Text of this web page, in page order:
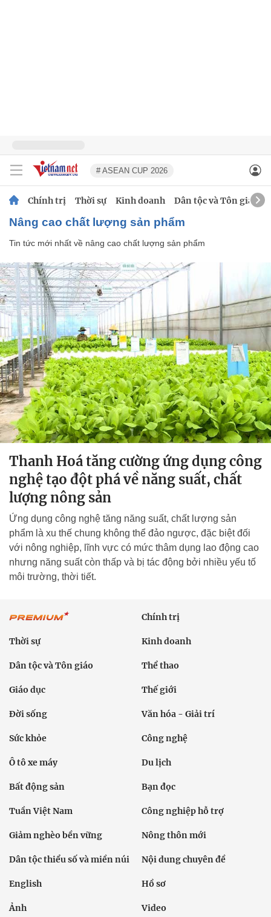
# ASEAN CUP 2026
Chính trị Thời sự Kinh doanh Dân tộc và Tôn giáo
nâng cao chất lượng sản phẩm
Tin tức mới nhất về nâng cao chất lượng sản phẩm
Thanh Hoá tăng cường ứng dụng công
nghệ tạo đột phá về năng suất, chất
lượng nông sản
Ứng dụng công nghệ tăng năng suất, chất lượng sản
phẩm là xu thế chung không thể đảo ngược, đặc biệt đối
với nông nghiệp, lĩnh vực có mức thâm dụng lao động cao
nhưng năng suất còn thấp và bị tác động bởi nhiều yếu tố
môi trường, thời tiết.
Chính trị
Thời sự Kinh doanh
Dân tộc và Tôn giáo Thể thao
Giáo dục Thế giới
Đời sống Văn hóa - Giải trí
Sức khỏe Công nghệ
Ô tô xe máy Du lịch
Bất động sản Bạn đọc
Tuần Việt Nam Công nghiệp hỗ trợ
Giảm nghèo bền vững Nông thôn mới
Dân tộc thiểu số và miền núi Nội dung chuyên đề
English Hồ sơ
Ảnh Video